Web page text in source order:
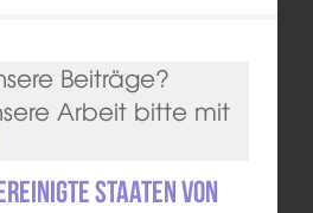
Beiträge?
Arbeit bitte mit
Staaten von